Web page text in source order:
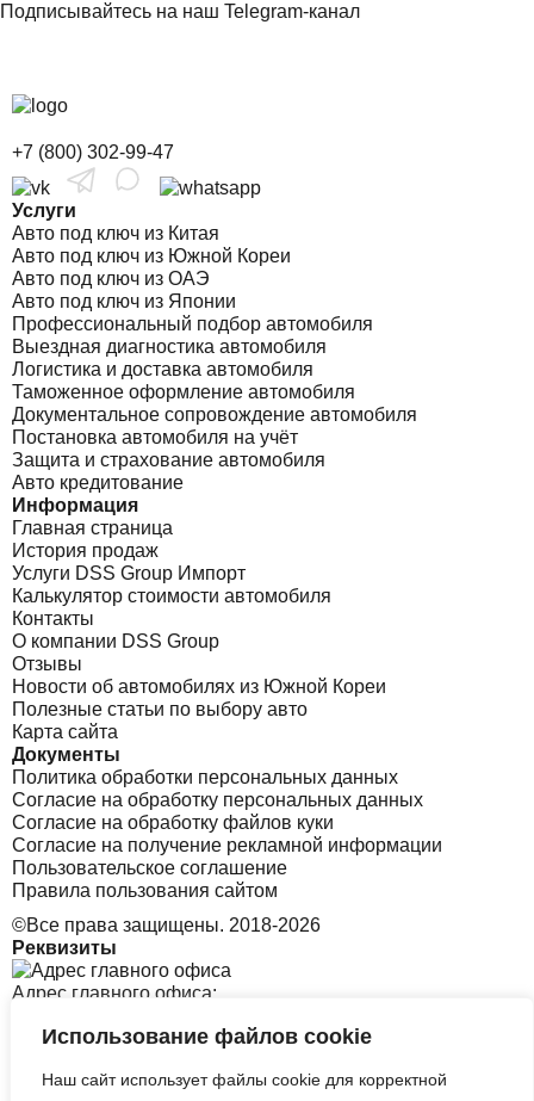
Использование файлов cookie
Наш сайт использует файлы cookie для корректной
Подписывайтесь на наш Telegram-канал
+7 (800) 302-99-47
Услуги
Авто под ключ из Китая
Авто под ключ из Южной Кореи
Авто под ключ из ОАЭ
Авто под ключ из Японии
Профессиональный подбор автомобиля
Выездная диагностика автомобиля
Логистика и доставка автомобиля
Таможенное оформление автомобиля
Документальное сопровождение автомобиля
Постановка автомобиля на учёт
Защита и страхование автомобиля
Авто кредитование
Информация
Главная страница
История продаж
Услуги DSS Group Импорт
Калькулятор стоимости автомобиля
Контакты
О компании DSS Group
Отзывы
Новости об автомобилях из Южной Кореи
Полезные статьи по выбору авто
Карта сайта
Документы
Политика обработки персональных данных
Согласие на обработку персональных данных
Согласие на обработку файлов куки
Согласие на получение рекламной информации
Пользовательское соглашение
Правила пользования сайтом
©Все права защищены. 2018-2026
Реквизиты
Адрес главного офиса: